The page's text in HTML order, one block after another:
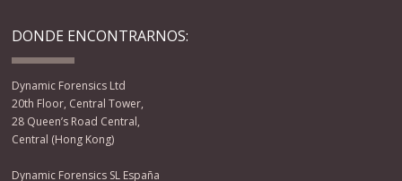
DONDE ENCONTRARNOS:
Dynamic Forensics Ltd
20th Floor, Central Tower,
28 Queen’s Road Central,
Central (Hong Kong)
Dynamic Forensics SL España